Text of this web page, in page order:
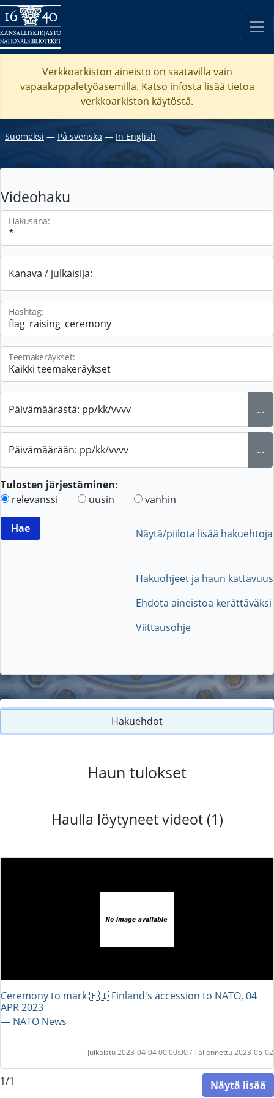
Verkkoarkiston aineisto on saatavilla vain
vapaakappaletyöasemilla. Katso infosta lisää tietoa
verkkoarkiston käytöstä.
Suomeksi ― På svenska ― In English
Videohaku
Hakusana:
Kanava / julkaisija:
Hashtag:
Teemakeräykset:
Päivämäärästä: pp/kk/vvvv ...
Päivämäärään: pp/kk/vvvv ...
Tulosten järjestäminen:
relevanssi
uusin vanhin
Näytä/piilota lisää hakuehtoja
Hakuohjeet ja haun kattavuus
Ehdota aineistoa kerättäväksi
Viittausohje
Hakuehdot
Haun tulokset
Haulla löytyneet videot (1)
Ceremony to mark 🇫🇮 Finland's accession to NATO, 04
APR 2023
― NATO News
Julkaistu 2023-04-04 00:00:00 / Tallennettu 2023-05-02
1/1 Näytä lisää